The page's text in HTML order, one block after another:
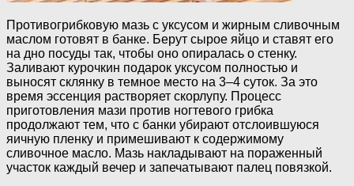
Противогрибковую мазь с уксусом и жирным сливочным
маслом готовят в банке. Берут сырое яйцо и ставят его
на дно посуды так, чтобы оно опиралась о стенку.
Заливают курочкин подарок уксусом полностью и
выносят склянку в темное место на 3–4 суток. За это
время эссенция растворяет скорлупу. Процесс
приготовления мази против ногтевого грибка
продолжают тем, что с банки убирают отслоившуюся
яичную пленку и примешивают к содержимому
сливочное масло. Мазь накладывают на пораженный
участок каждый вечер и запечатывают палец повязкой.